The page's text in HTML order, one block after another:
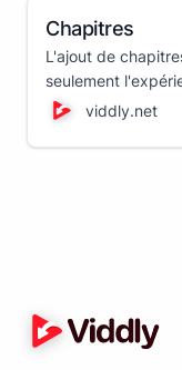
Chapitres
L'ajout de
seulement
également
viddly.net